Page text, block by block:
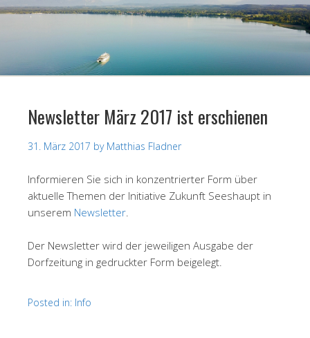
Newsletter März 2017 ist erschienen
31. März 2017 by Matthias Fladner
Informieren Sie sich in konzentrierter Form über
aktuelle Themen der Initiative Zukunft Seeshaupt in
unserem Newsletter.
Der Newsletter wird der jeweiligen Ausgabe der
Dorfzeitung in gedruckter Form beigelegt.
Posted in: Info